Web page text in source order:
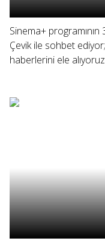
Sinema+
Çevik ile sohbet
haberlerini ele